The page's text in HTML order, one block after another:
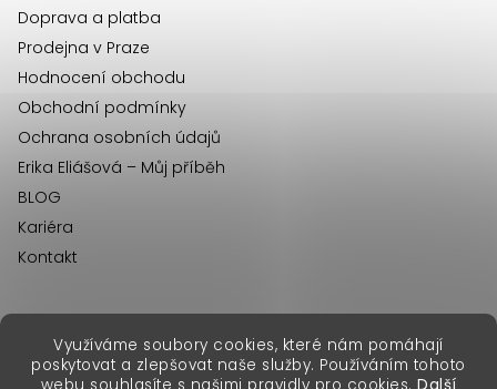
Využíváme soubory cookies, které nám pomáhají
poskytovat a zlepšovat naše služby. Používáním tohoto
Doprava a platba
Prodejna v Praze
Hodnocení obchodu
Obchodní podmínky
Ochrana osobních údajů
Erika Eliášová – Můj příběh
BLOG
Kariéra
Kontakt
Copyright 2026Erika Fashion. Všechna práva vyhrazena.
erikafashion.sk